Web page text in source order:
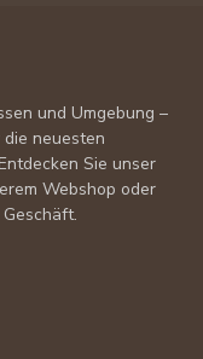
und Umgebung –
neuesten
Sie unser
Webshop oder